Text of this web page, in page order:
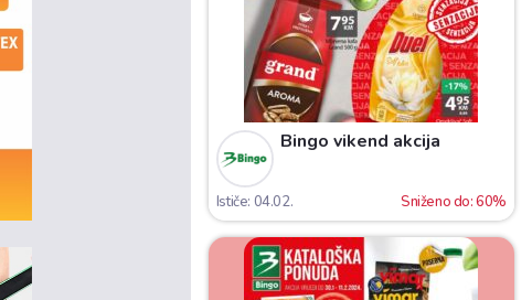
Bingo vikend akcija
Ističe: 04.02. Sniženo do: 60%